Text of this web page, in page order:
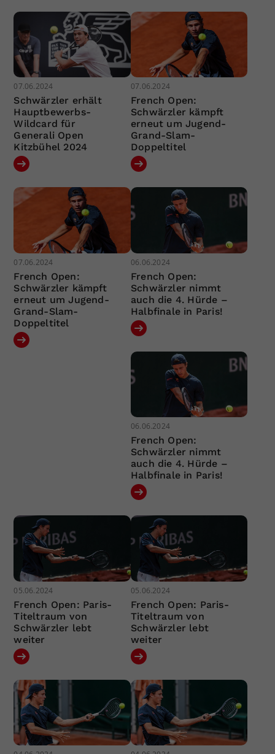
07.06.2024
Schwärzler erhält
Hauptbewerbs-
Wildcard für
Generali Open
Kitzbühel 2024
07.06.2024
French Open:
Schwärzler kämpft
erneut um Jugend-
Grand-Slam-
Doppeltitel
07.06.2024
French Open:
Schwärzler kämpft
erneut um Jugend-
Grand-Slam-
Doppeltitel
06.06.2024
French Open:
Schwärzler nimmt
auch die 4. Hürde –
Halbfinale in Paris!
06.06.2024
French Open:
Schwärzler nimmt
auch die 4. Hürde –
Halbfinale in Paris!
05.06.2024
French Open: Paris-
Titeltraum von
Schwärzler lebt
weiter
05.06.2024
French Open: Paris-
Titeltraum von
Schwärzler lebt
weiter